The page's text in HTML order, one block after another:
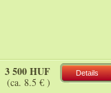
3 500 HUF
(ca. 8.5 € )
Details